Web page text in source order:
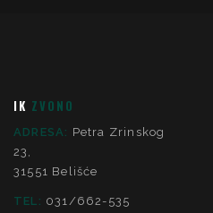
IK ZVONO
ADRESA: Petra Zrinskog
23,
31551 Belišće
TEL: 031/662-535